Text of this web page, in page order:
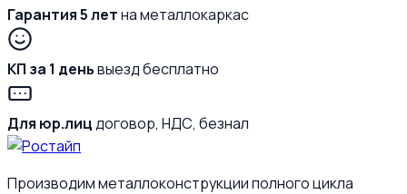
Гарантия 5 летна металлокаркас
КП за 1 деньвыезд бесплатно
Для юр.лицдоговор, НДС, безнал
Производим металлоконструкции полного цикла